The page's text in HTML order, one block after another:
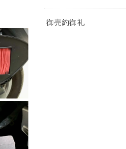
御売約御礼